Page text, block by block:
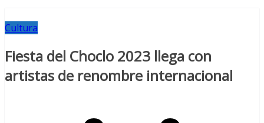
Cultura
Fiesta del Choclo 2023 llega con
artistas de renombre internacional